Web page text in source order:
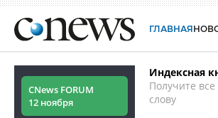
ГЛАВНАЯ
CNews FORUM
12 ноября
Индексная
Получите
слову